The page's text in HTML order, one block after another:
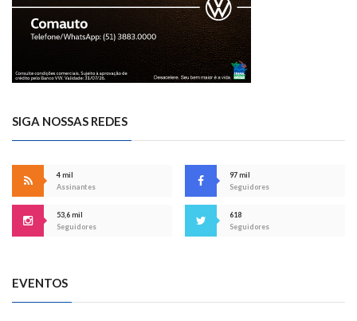
SIGA NOSSAS REDES
4 mil
Assinantes
97 mil
Seguidores
53,6 mil
Seguidores
618
Seguidores
EVENTOS